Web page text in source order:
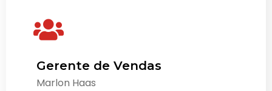
Gerente de Vendas
Marlon Haas